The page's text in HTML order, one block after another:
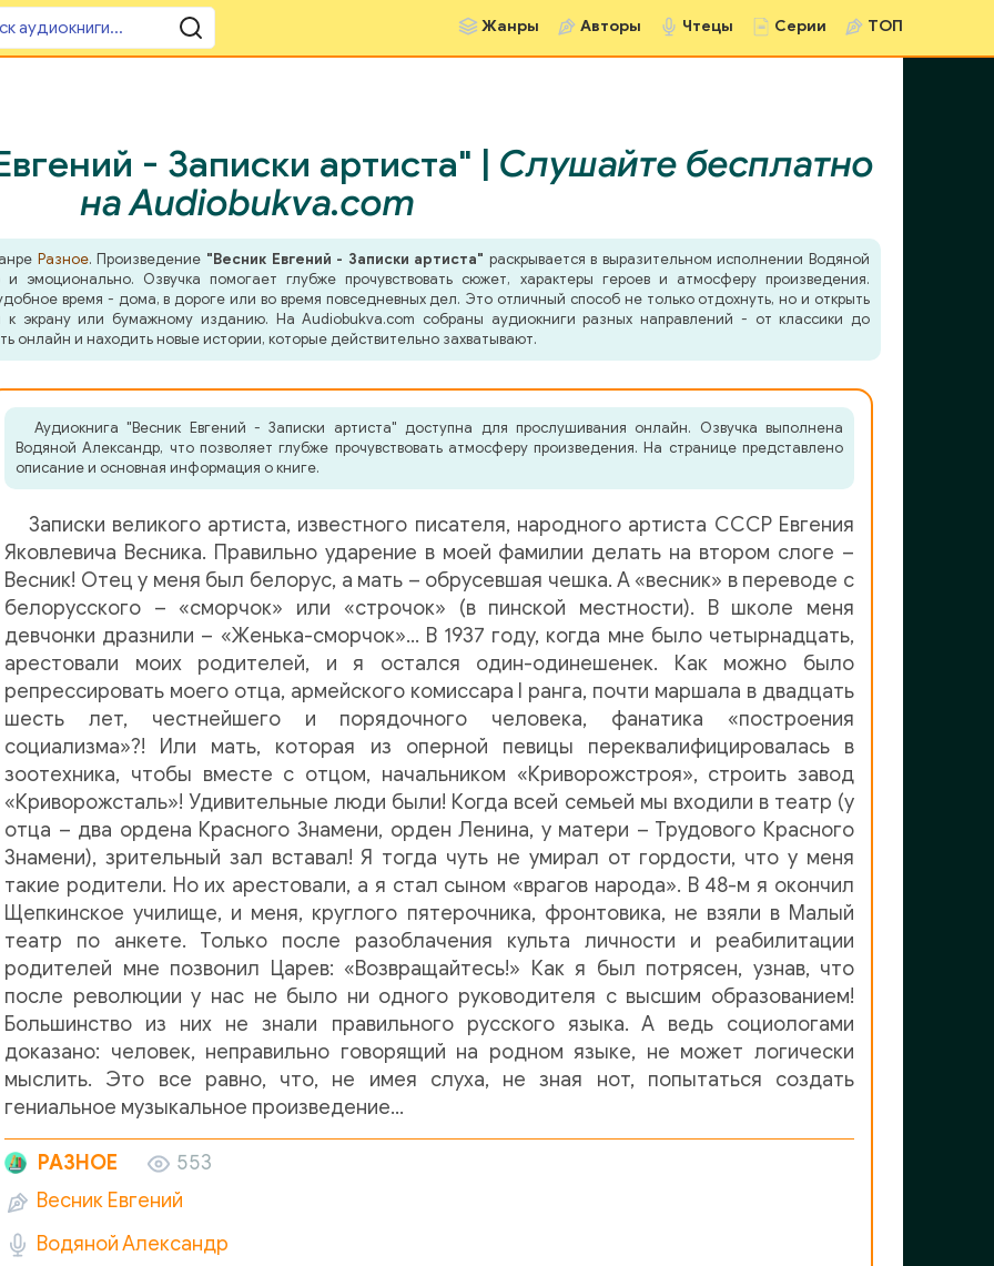
Жанры Авторы Чтецы Серии ТОП
- Записки артиста" | Слушайте бесплатно
на Audiobukva.com
Разное. Произведение "Весник Евгений - Записки артиста" раскрывается в выразительном исполнении Водяной
эмоционально. Озвучка помогает глубже прочувствовать сюжет, характеры героев и атмосферу произведения.
время - дома, в дороге или во время повседневных дел. Это отличный способ не только отдохнуть, но и открыть
экрану или бумажному изданию. На Audiobukva.com собраны аудиокниги разных направлений - от классики до
онлайн и находить новые истории, которые действительно захватывают.
Аудиокнига "Весник Евгений - Записки артиста" доступна для прослушивания онлайн. Озвучка выполнена
Водяной Александр, что позволяет глубже прочувствовать атмосферу произведения. На странице представлено
описание и основная информация о книге.
Записки великого артиста, известного писателя, народного артиста СССР Евгения
Яковлевича Весника. Правильно ударение в моей фамилии делать на втором слоге –
Весник! Отец у меня был белорус, а мать – обрусевшая чешка. А «весник» в переводе с
белорусского – «сморчок» или «строчок» (в пинской местности). В школе меня
девчонки дразнили – «Женька-сморчок»… В 1937 году, когда мне было четырнадцать,
арестовали моих родителей, и я остался один-одинешенек. Как можно было
репрессировать моего отца, армейского комиссара I ранга, почти маршала в двадцать
шесть лет, честнейшего и порядочного человека, фанатика «построения
социализма»?! Или мать, которая из оперной певицы переквалифицировалась в
зоотехника, чтобы вместе с отцом, начальником «Криворожстроя», строить завод
«Криворожсталь»! Удивительные люди были! Когда всей семьей мы входили в театр (у
отца – два ордена Красного Знамени, орден Ленина, у матери – Трудового Красного
Знамени), зрительный зал вставал! Я тогда чуть не умирал от гордости, что у меня
такие родители. Но их арестовали, а я стал сыном «врагов народа». В 48-м я окончил
Щепкинское училище, и меня, круглого пятерочника, фронтовика, не взяли в Малый
театр по анкете. Только после разоблачения культа личности и реабилитации
родителей мне позвонил Царев: «Возвращайтесь!» Как я был потрясен, узнав, что
после революции у нас не было ни одного руководителя с высшим образованием!
Большинство из них не знали правильного русского языка. А ведь социологами
доказано: человек, неправильно говорящий на родном языке, не может логически
мыслить. Это все равно, что, не имея слуха, не зная нот, попытаться создать
гениальное музыкальное произведение…
РАЗНОЕ
553
Весник Евгений
Водяной Александр